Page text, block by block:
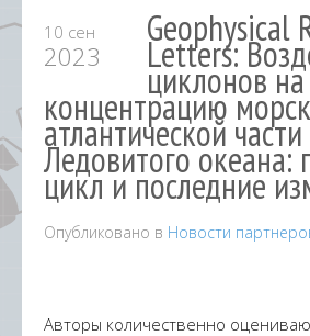
10 сен
2023
Geophysical
Letters:
циклонов на
концентрацию
атлантической
Ледовитого океана:
цикл и последние
Опубликовано в Новости
Авторы количественно